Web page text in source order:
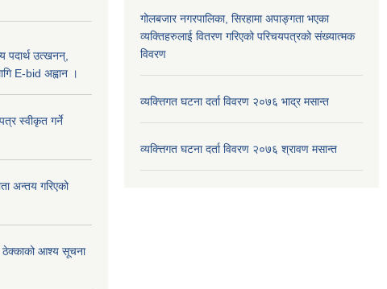
पदार्थ उत्खनन्,
E-bid अह्वान ।
स्वीकृत गर्ने
अन्तय गरिएको
ठेक्काको आश्य सूचना
गोलबजार नगरपालिका, सिरहामा अपाङ्गता भएका
व्यक्तिहरुलाई वितरण गरिएको परिचयपत्रको संख्यात्मक
विवरण
व्यक्त्तिगत घटना दर्ता विवरण २०७६ भाद्र मसान्त
व्यक्त्तिगत घटना दर्ता विवरण २०७६ श्रावण मसान्त